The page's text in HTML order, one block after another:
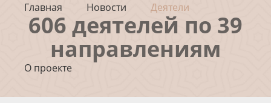
Главная Новости Деятели
О проекте
606 деятелей по 39
направлениям